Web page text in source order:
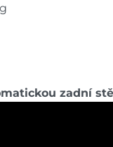
zadní